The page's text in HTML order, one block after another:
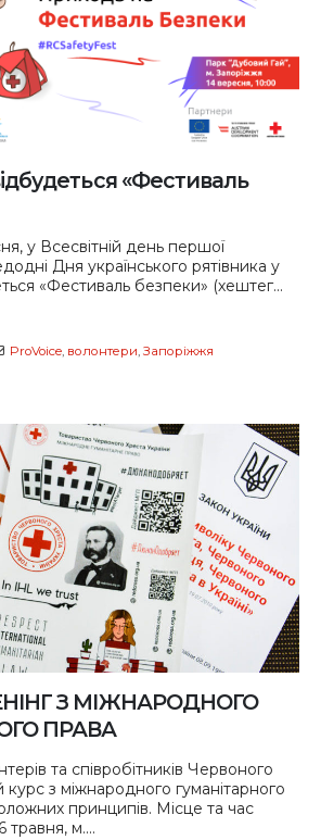
«Фестиваль
у Всесвітній день першої
Дня українського рятівника у
«Фестиваль безпеки» (хештег...
ProVoice, волонтери,Запоріжжя
З МІЖНАРОДНОГО
ПРАВА
та співробітників Червоного
з міжнародного гуманітарного
принципів. Місце та час
травня, м....